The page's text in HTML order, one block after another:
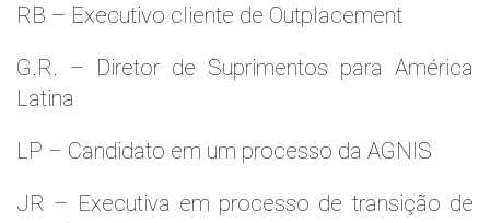
RB – Executivo cliente de Outplacement
G.R. – Diretor de Suprimentos para América
Latina
LP – Candidato em um processo da AGNIS
JR – Executiva em processo de transição de